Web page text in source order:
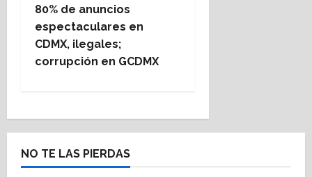
t
n
a
i
g
80% de anuncios
espectaculares en
CDMX, ilegales;
corrupción en GCDMX
NO TE LAS PIERDAS